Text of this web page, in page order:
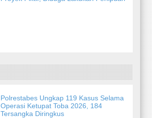
Polrestabes Ungkap 119 Kasus Selama
Operasi Ketupat Toba 2026, 184
Tersangka Diringkus